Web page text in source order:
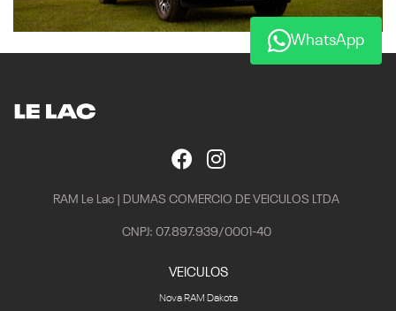
RAM Le Lac | DUMAS COMERCIO DE VEICULOS LTDA
CNPJ: 07.897.939/0001-40
VEICULOS
Nova RAM Dakota
WhatsApp